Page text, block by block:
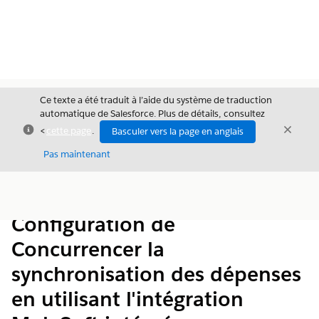
Fermer
Ce texte a été traduit à l’aide du système de traduction
automatique de Salesforce. Plus de détails, consultez
<cette page .
Basculer vers la page en anglais
Pas maintenant
Fermer
Configuration de
Concurrencer la
synchronisation des dépenses
en utilisant l'intégration